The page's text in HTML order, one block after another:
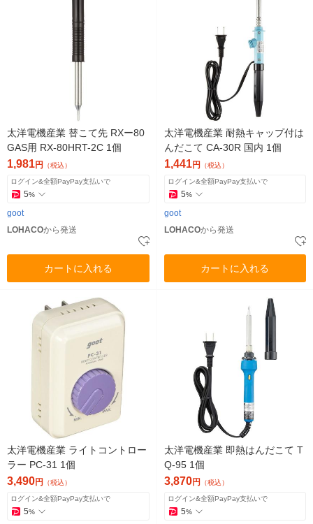
太洋電機産業 替こて先 RXー80
GAS用 RX-80HRT-2C 1個
1,981円 （税込）
ログイン&全額PayPay支払いで
5%
goot
LOHACOから発送
カートに入れる
太洋電機産業 耐熱キャップ付は
んだこて CA-30R 国内 1個
1,441円 （税込）
ログイン&全額PayPay支払いで
5%
goot
LOHACOから発送
カートに入れる
太洋電機産業 ライトコントロー
ラー PC-31 1個
3,490円 （税込）
ログイン&全額PayPay支払いで
5%
太洋電機産業 即熱はんだこて T
Q-95 1個
3,870円 （税込）
ログイン&全額PayPay支払いで
5%